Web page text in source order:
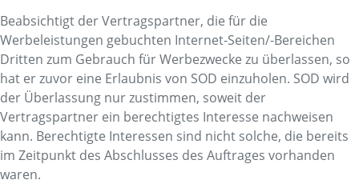
Beabsichtigt der Vertragspartner, die für die
Werbeleistungen gebuchten Internet-Seiten/-Bereichen
Dritten zum Gebrauch für Werbezwecke zu überlassen, so
hat er zuvor eine Erlaubnis von SOD einzuholen. SOD wird
der Überlassung nur zustimmen, soweit der
Vertragspartner ein berechtigtes Interesse nachweisen
kann. Berechtigte Interessen sind nicht solche, die bereits
im Zeitpunkt des Abschlusses des Auftrages vorhanden
waren.